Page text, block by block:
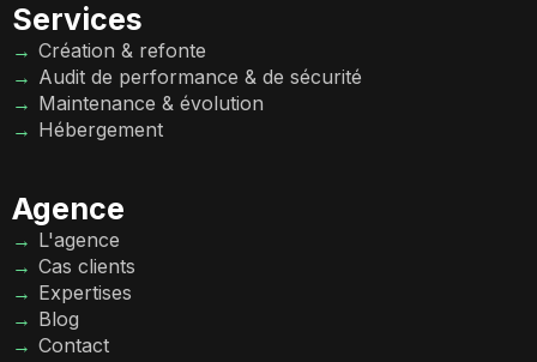
Services
Création & refonte
Audit de performance & de sécurité
Maintenance & évolution
Hébergement
Agence
L'agence
Cas clients
Expertises
Blog
Contact